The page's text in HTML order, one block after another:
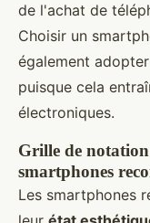
de l'achat de
Choisir un
également
puisque cela
électroniques.
Grille de
smartphones
Les smartphones